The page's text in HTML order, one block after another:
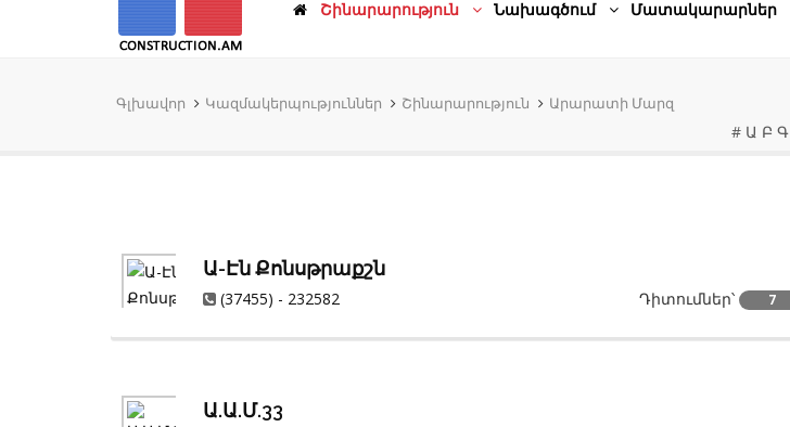
Շինարարություն Նախագծում Մատակարարներ
Գլխավոր Կազմակերպություններ Շինարարություն Արարատի Մարզ
# Ա Բ Գ
Ա-Էն Քոնսթրաքշն
Դիտումներ՝ 7
(37455) - 232582
Ա.Ա.Մ.33